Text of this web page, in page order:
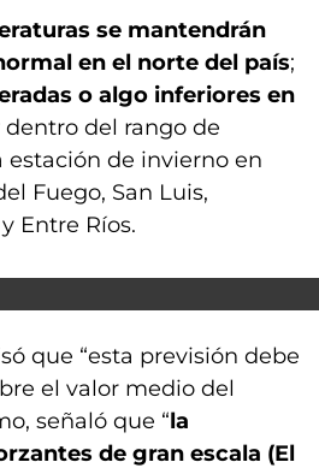
se mantendrán
en el norte del país;
o algo inferiores en
dentro del rango de
de invierno en
Fuego, San Luis,
Entre Ríos.
que “esta previsión debe
el valor medio del
señaló que “la
de gran escala (El